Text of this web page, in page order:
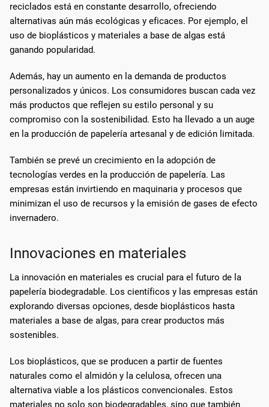
reciclados está en constante desarrollo, ofreciendo
alternativas aún más ecológicas y eficaces. Por ejemplo, el
uso de bioplásticos y materiales a base de algas está
ganando popularidad.
Además, hay un aumento en la demanda de productos
personalizados y únicos. Los consumidores buscan cada vez
más productos que reflejen su estilo personal y su
compromiso con la sostenibilidad. Esto ha llevado a un auge
en la producción de papelería artesanal y de edición limitada.
También se prevé un crecimiento en la adopción de
tecnologías verdes en la producción de papelería. Las
empresas están invirtiendo en maquinaria y procesos que
minimizan el uso de recursos y la emisión de gases de efecto
invernadero.
Innovaciones en materiales
La innovación en materiales es crucial para el futuro de la
papelería biodegradable. Los científicos y las empresas están
explorando diversas opciones, desde bioplásticos hasta
materiales a base de algas, para crear productos más
sostenibles.
Los bioplásticos, que se producen a partir de fuentes
naturales como el almidón y la celulosa, ofrecen una
alternativa viable a los plásticos convencionales. Estos
materiales no solo son biodegradables, sino que también